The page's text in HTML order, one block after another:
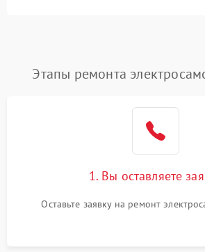
Этапы ремонта
1. Вы оставляете
Оставьте заявку на ремонт